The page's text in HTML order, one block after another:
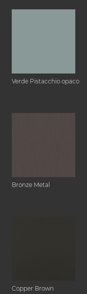
Verde Pistacchio opaco
Bronze Metal
Copper Brown